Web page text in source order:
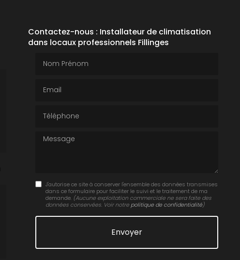
Contactez-nous : Installateur de climatisation
dans locaux professionnels Fillinges
Message
J'autorise ce site à conserver l'ensemble des données transmises
dans ce formulaire pour faciliter le suivi et le traitement de ma
demande. (Aucune exploitation commerciale ne sera faite des
données conservées. Voir notre politique de confidentialité)